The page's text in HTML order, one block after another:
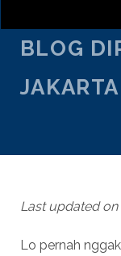
BLOG
JAKARTA
Last updated on
Lo pernah